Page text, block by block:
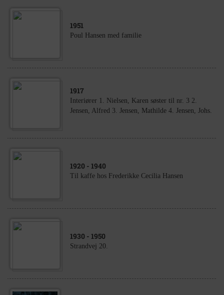
1951
Poul Hansen med familie
1917
Interiører 1. Nielsen, Karen søster til nr. 3 2.
Jensen, Alfred 3. Jensen, Mathilde 4. Jensen, Johs.
1920 - 1940
Til kaffe hos Frederikke Cecilia Hansen
1930 - 1950
Strandvej 20.